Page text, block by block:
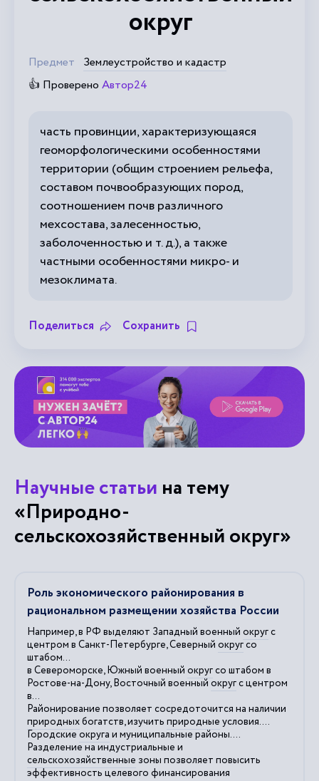
округ
Предмет
Землеустройство и кадастр
👍 Проверено Автор24
часть провинции, характеризующаяся
геоморфологическими особенностями
территории (общим строением рельефа,
составом почвообразующих пород,
соотношением почв различного
мехсостава, залесенностью,
заболоченностью и т. д.), а также
частными особенностями микро- и
мезоклимата.
Поделиться Сохранить
Научные статьи на тему
«Природно-
сельскохозяйственный округ»
Роль экономического районирования в
рациональном размещении хозяйства России
Например, в РФ выделяют Западный военный округс
центром в Санкт-Петербурге, Северный округсо
штабом...
в Североморске, Южный военный округсо штабом в
Ростове-на-Дону, Восточный военныйокругс центром
в...
Районирование позволяет сосредоточится на наличии
природныхбогатств, изучить природные условия....
Городскиеокруга и муниципальные районы....
Разделение на индустриальные и
сельскохозяйственные зоны позволяет повысить
эффективность целевого финансирования